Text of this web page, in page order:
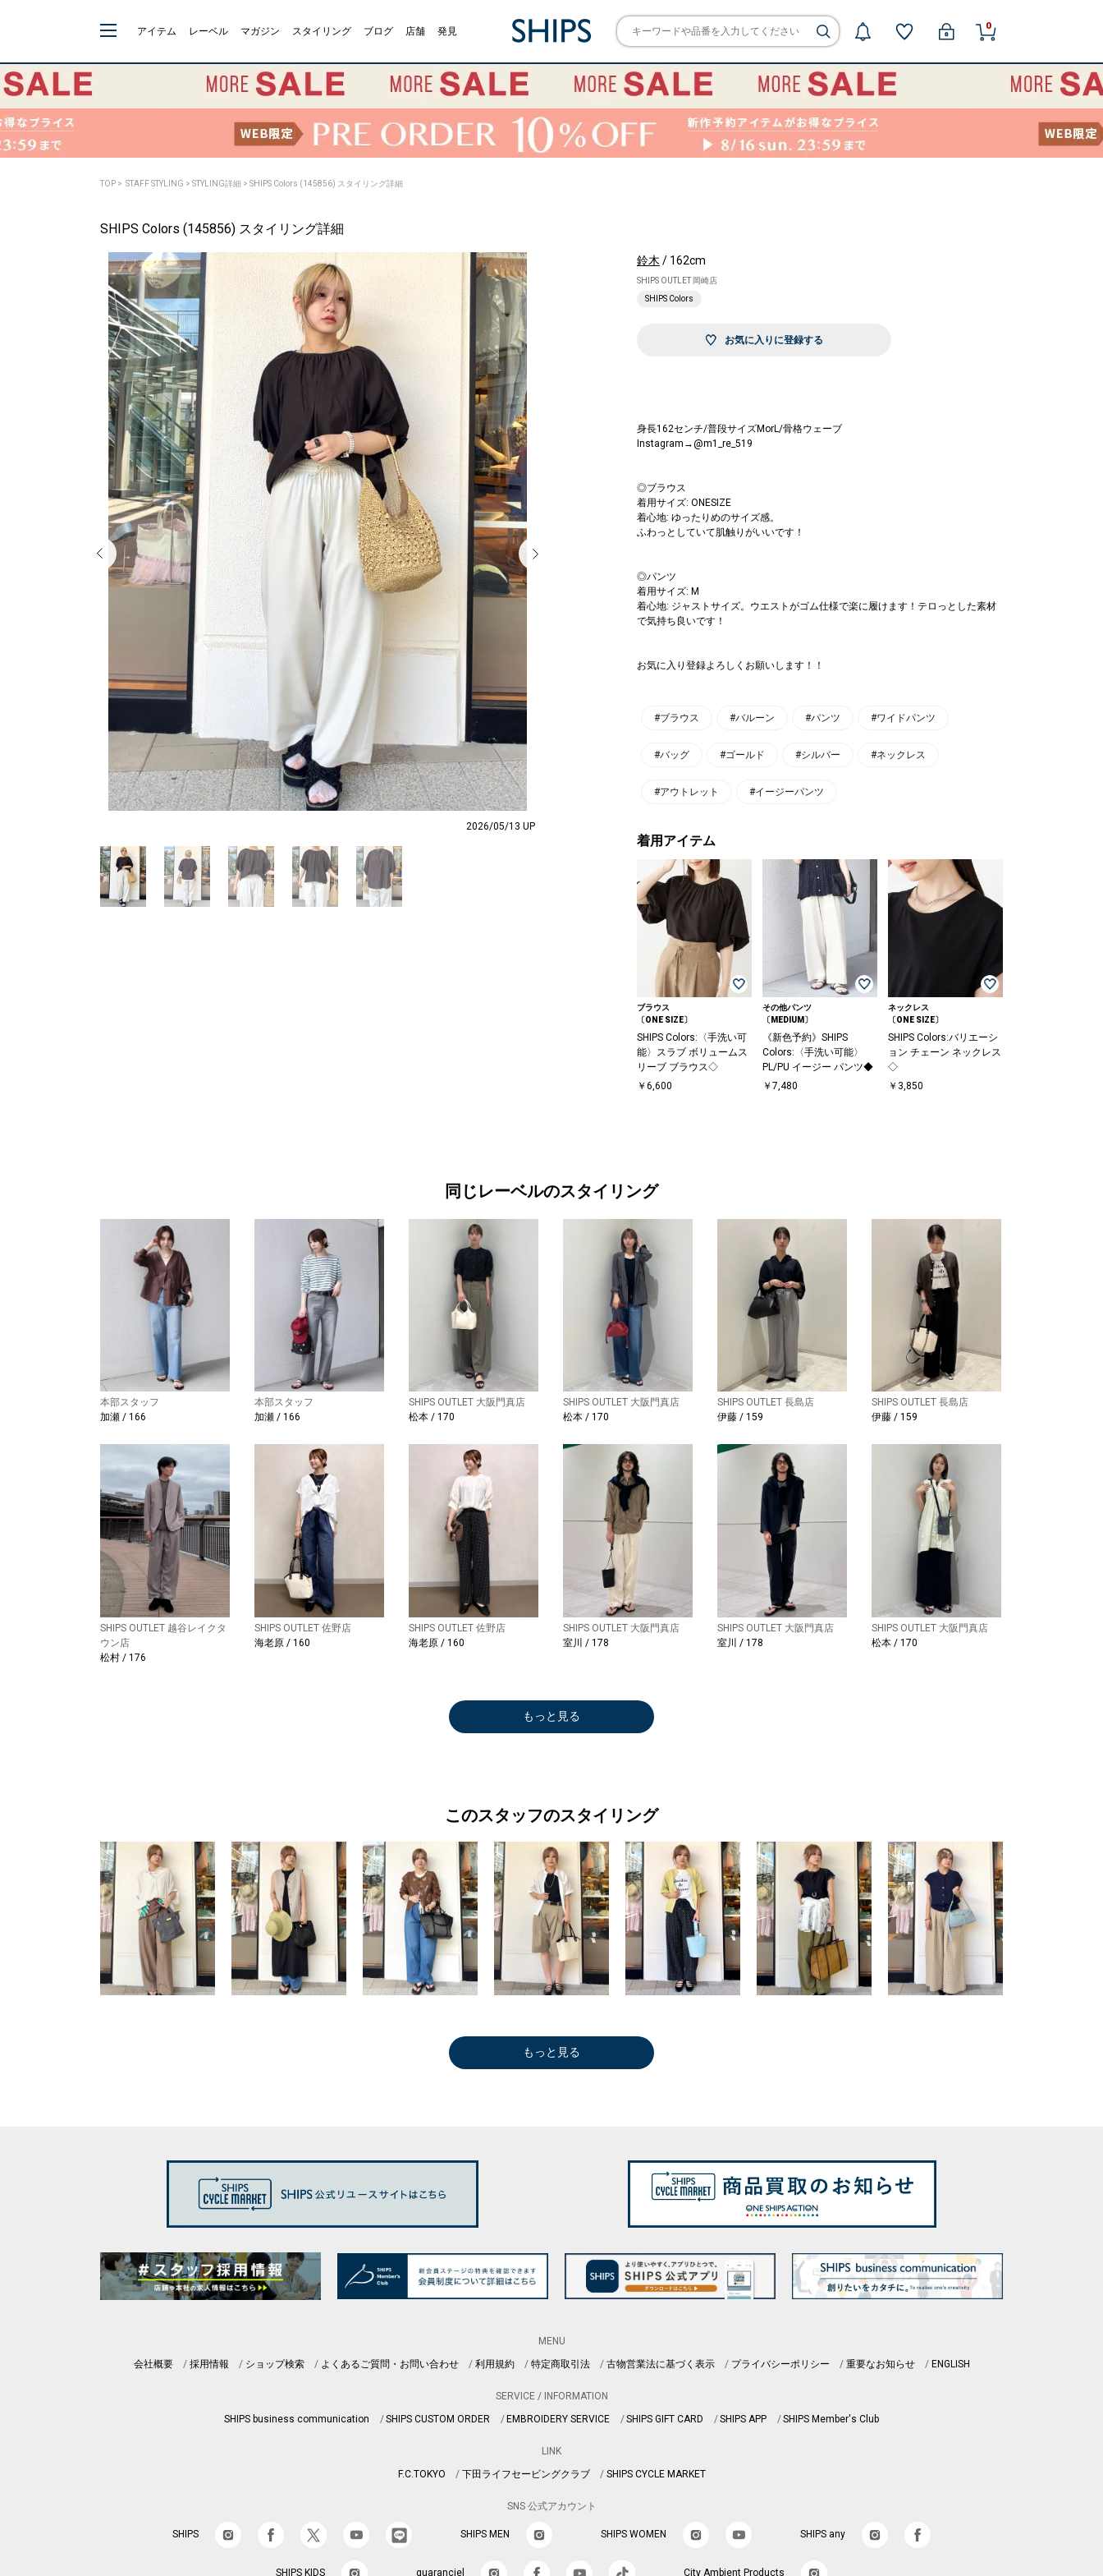
アイテム レーベル マガジン スタイリング ブログ 店舗 発見 0
TOP > STAFF STYLING > STYLING詳細 > SHIPS Colors (145856) スタイリング詳細
SHIPS Colors (145856) スタイリング詳細
2026/05/13 UP
鈴木 / 162cm
SHIPS OUTLET 岡崎店
SHIPS Colors
お気に入りに登録する
身長162センチ/普段サイズMorL/骨格ウェーブ
Instagram→@m1_re_519
◎ブラウス
着用サイズ: ONESIZE
着心地: ゆったりめのサイズ感。
ふわっとしていて肌触りがいいです！
◎パンツ
着用サイズ: M
着心地: ジャストサイズ。ウエストがゴム仕様で楽に履けます！テロっとした素材
で気持ち良いです！
お気に入り登録よろしくお願いします！！
#ブラウス #バルーン #パンツ #ワイドパンツ
#バッグ #ゴールド #シルバー #ネックレス
#アウトレット #イージーパンツ
着用アイテム
ブラウス
〔ONE SIZE〕
SHIPS Colors:〈手洗い可
能〉スラブ ボリュームス
リーブ ブラウス◇
￥6,600
その他パンツ
〔MEDIUM〕
《新色予約》SHIPS
Colors:〈手洗い可能〉
PL/PU イージー パンツ◆
￥7,480
ネックレス
〔ONE SIZE〕
SHIPS Colors:バリエーシ
ョン チェーン ネックレス
◇
￥3,850
同じレーベルのスタイリング
本部スタッフ
加瀬 / 166
本部スタッフ
加瀬 / 166
SHIPS OUTLET 大阪門真店
松本 / 170
SHIPS OUTLET 大阪門真店
松本 / 170
SHIPS OUTLET 長島店
伊藤 / 159
SHIPS OUTLET 長島店
伊藤 / 159
SHIPS OUTLET 越谷レイクタ
ウン店
松村 / 176
SHIPS OUTLET 佐野店
海老原 / 160
SHIPS OUTLET 佐野店
海老原 / 160
SHIPS OUTLET 大阪門真店
室川 / 178
SHIPS OUTLET 大阪門真店
室川 / 178
SHIPS OUTLET 大阪門真店
松本 / 170
もっと見る
このスタッフのスタイリング
もっと見る
MENU
会社概要
採用情報 ショップ検索 よくあるご質問・お問い合わせ 利用規約 特定商取引法 古物営業法に基づく表示 プライバシーポリシー 重要なお知らせ ENGLISH
SERVICE / INFORMATION
SHIPS business communication
SHIPS CUSTOM ORDER EMBROIDERY SERVICE SHIPS GIFT CARD SHIPS APP SHIPS Member's Club
LINK
F.C.TOKYO
下田ライフセービングクラブ SHIPS CYCLE MARKET
SNS 公式アカウント
SHIPS SHIPS MEN SHIPS WOMEN SHIPS any
SHIPS KIDS quaranciel City Ambient Products